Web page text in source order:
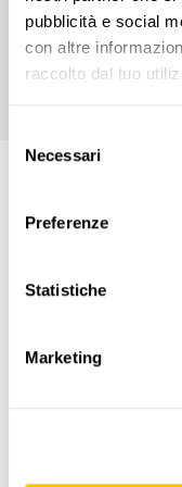
pubblicità e social
con altre
raccolto dal tuo
delNecessari
Preferenze
Statistiche
Marketing
Apri
PERCORSO